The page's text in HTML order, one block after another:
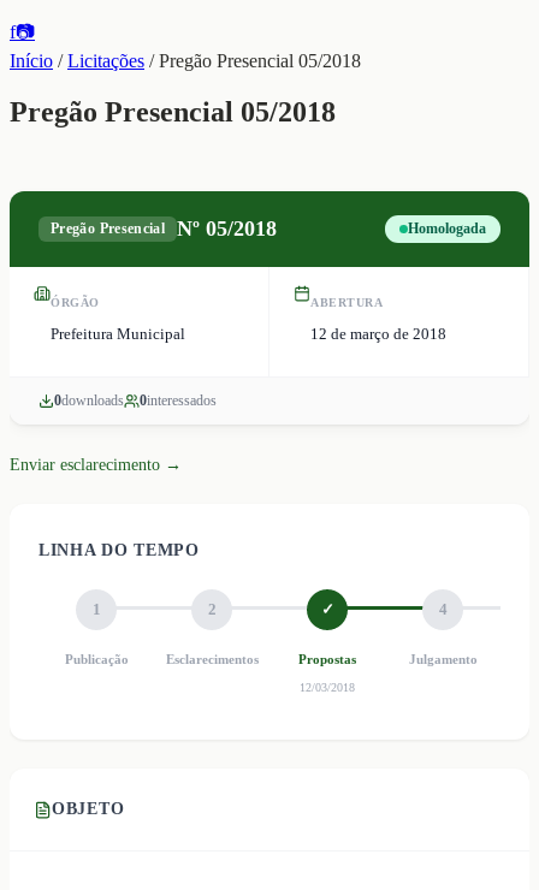
f📷
Início /Licitações /Pregão Presencial 05/2018
Pregão Presencial 05/2018
Pregão Presencial Nº05/2018 Homologada
ÓRGÃO
Prefeitura Municipal
ABERTURA
12 de março de 2018
0downloads 0interessados
Enviar esclarecimento →
LINHA DO TEMPO
1
Publicação
2
Esclarecimentos
✓
Propostas
12/03/2018
4
Julgamento
OBJETO